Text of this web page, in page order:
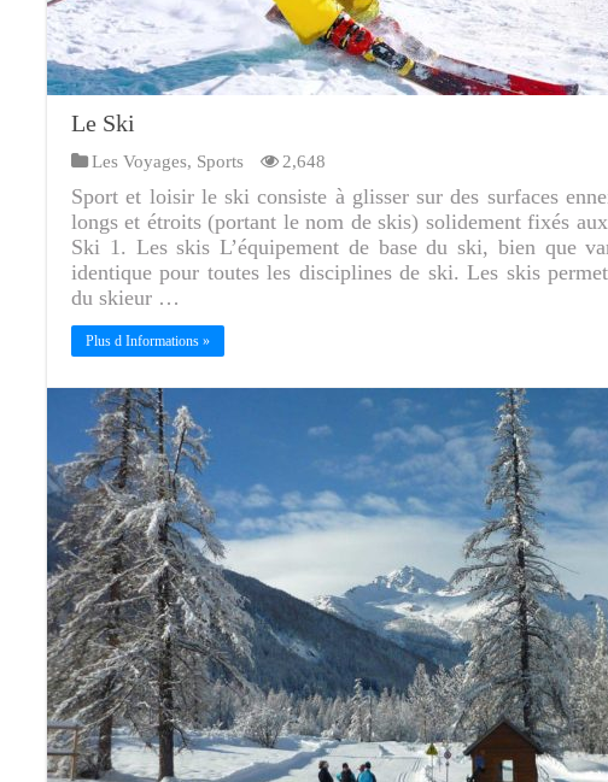
Le Ski
Les Voyages, Sports 2,648
Sport et loisir le ski consiste à glisser sur des surfaces
longs et étroits (portant le nom de skis) solidement fixés
Ski 1. Les skis L’équipement de base du ski, bien que
identique pour toutes les disciplines de ski. Les skis
du skieur …
Plus d Informations »